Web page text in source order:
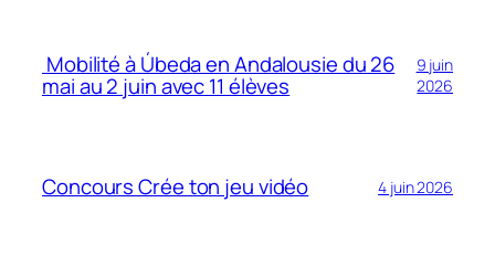
Mobilité à Úbeda en Andalousie du 26
mai au 2 juin avec 11 élèves
9 juin
2026
Concours Crée ton jeu vidéo 4 juin 2026